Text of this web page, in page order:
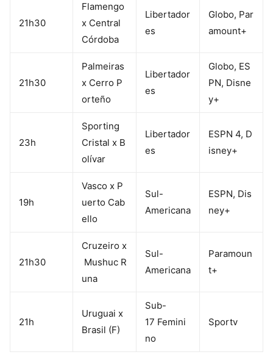
21h30
Flamengo
x Central
Córdoba
Libertador
es
Globo, Par
amount+
21h30
Palmeiras
x Cerro P
orteño
Libertador
es
Globo, ES
PN, Disne
y+
23h
Sporting
Cristal x B
olívar
Libertador
es
ESPN 4, D
isney+
19h
Vasco x P
uerto Cab
ello
Sul-
Americana
ESPN, Dis
ney+
21h30
Cruzeiro x
Mushuc R
una
Sul-
Americana
Paramoun
t+
21h
Uruguai x
Brasil (F)
Sub-
17 Femini
no
Sportv